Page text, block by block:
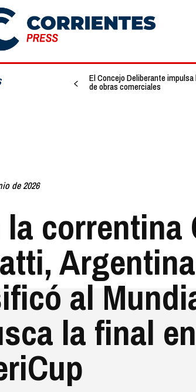
El Concejo Deliberante
de obras comerciales
de 2026
la correntina
Argentina
al
la final